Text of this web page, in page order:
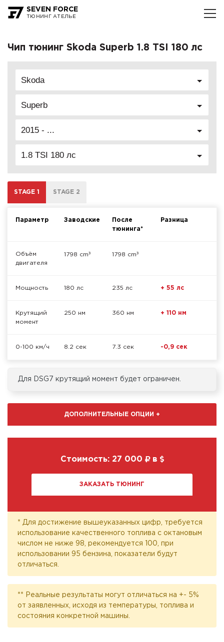
SEVEN FORCE
ТЮНИНГ АТЕЛЬЕ
Чип тюнинг Skoda Superb 1.8 TSI 180 лс
Skoda
Superb
2015 - ...
1.8 TSI 180 лс
STAGE 1 STAGE 2
Параметр Заводские
После
тюнинга*
Разница
Объём
двигателя
1798 cm³ 1798 cm³
Мощность 180 лс 235 лс + 55 лс
Крутящий
момент
250 нм 360 нм + 110 нм
0-100 км/ч 8.2 сек 7.3 сек -0,9 сек
Для DSG7 крутящий момент будет ограничен.
ДОПОЛНИТЕЛЬНЫЕ ОПЦИИ +
Стоимость: 27 000 в
ЗАКАЗАТЬ ТЮНИНГ
* Для достижение вышеуказанных цифр, требуется
использование качественного топлива с октановым
числом не ниже 98, рекомендуется 100, при
использовании 95 бензина, показатели будут
отличаться.
** Реальные результаты могут отличаться на +- 5%
от заявленных, исходя из температуры, топлива и
состояния конкретной машины.